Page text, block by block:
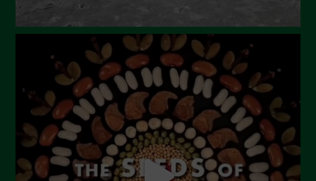
Ottobre 2023
Settembre 2023
Agosto 2023
Luglio 2023
Giugno 2023